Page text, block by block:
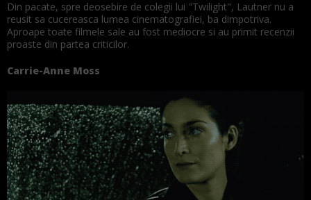
Din pacate, spre deosebire de colegii lui "Twilight", Lautner nu a
reusit sa cucereasca lumea cinematografiei, ba dimpotriva.
Aproape toate filmele sale au fost mediocre si au primit recenzii
proaste din partea criticilor.
Carrie-Anne Moss